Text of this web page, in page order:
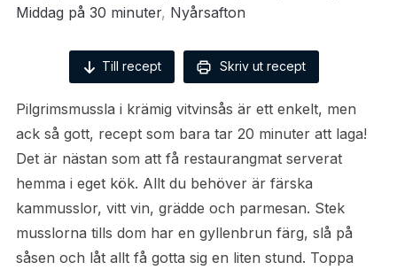
Middag på 30 minuter, Nyårsafton
Till recept Skriv ut recept
Pilgrimsmussla i krämig vitvinsås är ett enkelt, men
ack så gott, recept som bara tar 20 minuter att laga!
Det är nästan som att få restaurangmat serverat
hemma i eget kök. Allt du behöver är färska
kammusslor, vitt vin, grädde och parmesan. Stek
musslorna tills dom har en gyllenbrun färg, slå på
såsen och låt allt få gotta sig en liten stund. Toppa